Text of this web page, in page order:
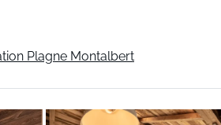
Plagne Montalbert